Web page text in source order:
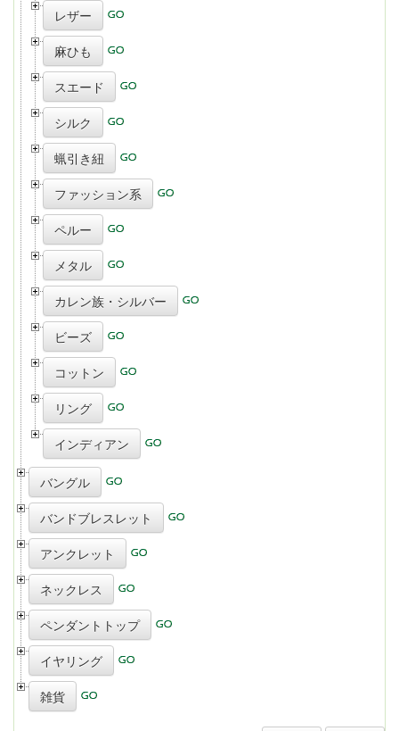
レザー
麻ひも
スエード
シルク
蝋引き紐
ファッション系
ペルー
メタル
カレン族・シルバー
ビーズ
コットン
リング
インディアン
バングル
バンドブレスレット
アンクレット
ネックレス
ペンダントトップ
イヤリング
雑貨